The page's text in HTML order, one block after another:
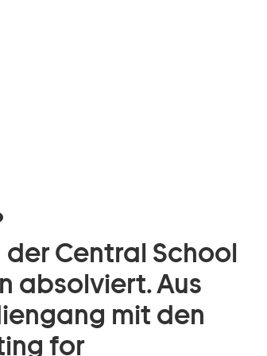
Central School
absolviert. Aus
mit den
for